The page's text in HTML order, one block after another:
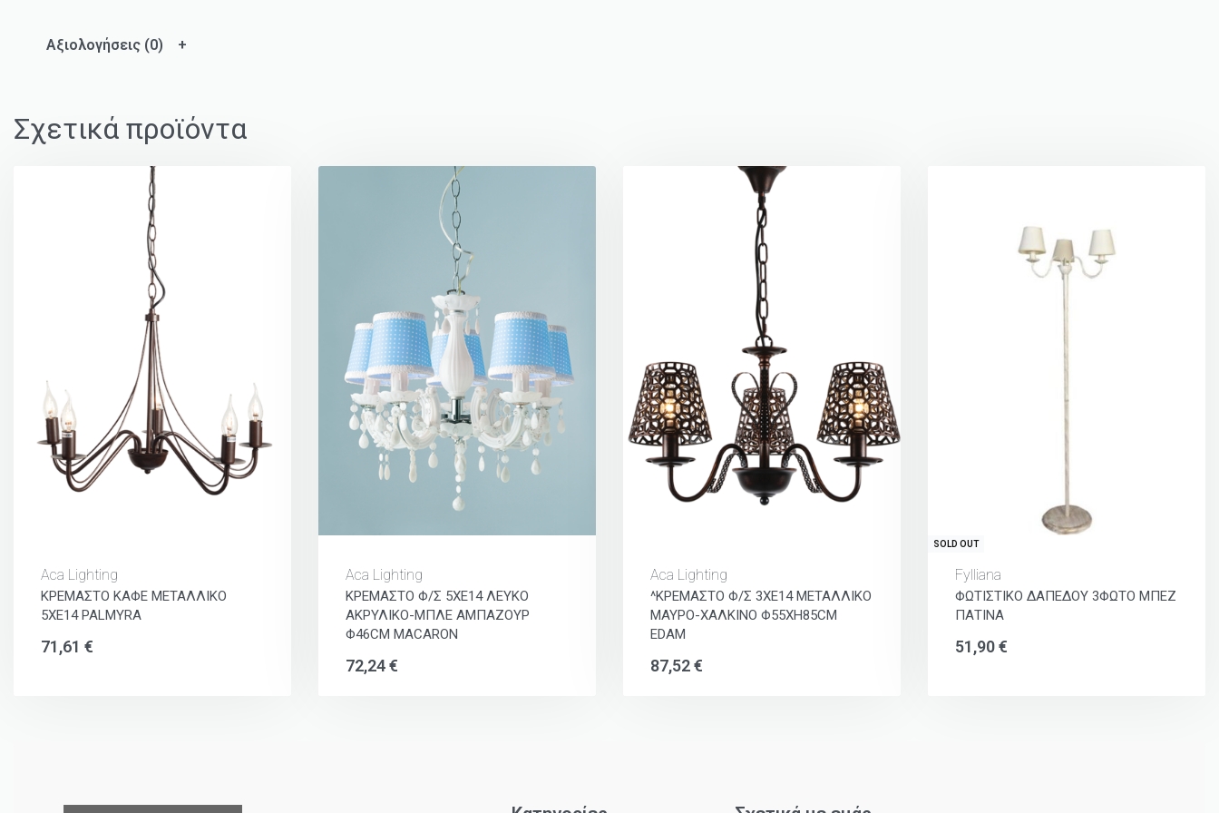
Αξιολογήσεις (0)
Σχετικά προϊόντα
Aca Lighting
ΚΡΕΜΑΣΤΟ ΚΑΦΕ ΜΕΤΑΛΛΙΚΟ
5ΧΕ14 PALMYRA
71,61 €
Aca Lighting
ΚΡΕΜΑΣΤΟ Φ/Σ 5ΧΕ14 ΛΕΥΚΟ
ΑΚΡΥΛΙΚΟ-ΜΠΛΕ ΑΜΠΑΖΟΥΡ
Φ46CM MACARON
72,24€
Aca Lighting
^ΚΡΕΜΑΣΤΟ Φ/Σ 3ΧΕ14 ΜΕΤΑΛΛΙΚΟ
ΜΑΥΡΟ-ΧΑΛΚΙΝΟ Φ55ΧΗ85CM
EDAM
87,52€
SOLD OUT
Fylliana
ΦΩΤΙΣΤΙΚΟ ΔΑΠΕΔΟΥ 3ΦΩΤΟ ΜΠΕΖ
ΠΑΤΙΝΑ
51,90€